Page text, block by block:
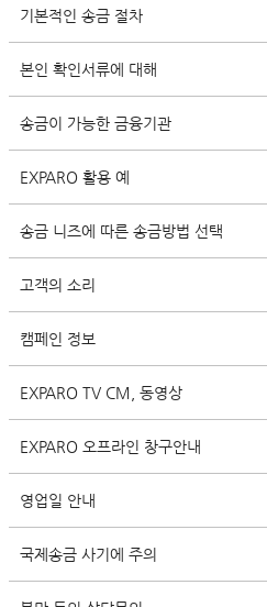
기본적인 송금 절차
본인 확인서류에 대해
송금이 가능한 금융기관
EXPARO 활용 예
송금 니즈에 따른 송금방법 선택
고객의 소리
캠페인 정보
EXPARO TV CM, 동영상
EXPARO 오프라인 창구안내
영업일 안내
국제송금 사기에 주의